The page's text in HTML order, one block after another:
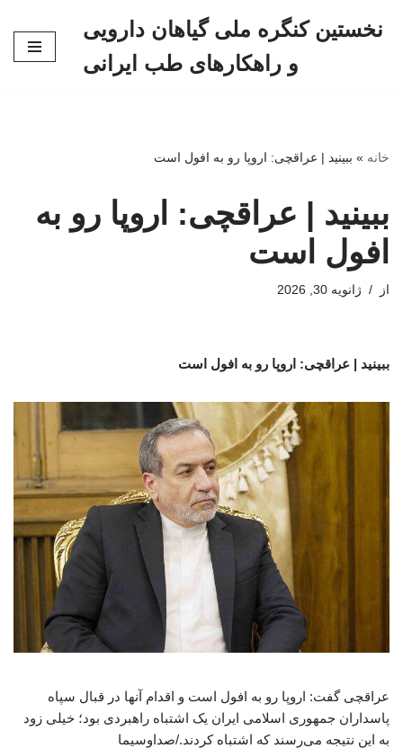
نخستین کنگره ملی گیاهان دارویی
و راهکارهای طب ایرانی
خانه » ببینید | عراقچی: اروپا رو به افول است
ببینید | عراقچی: اروپا رو به
افول است
از ژانویه 30, 2026
ببینید | عراقچی: اروپا رو به افول است
عراقچی گفت: اروپا رو به افول است و اقدام آنها در قبال سپاه
پاسداران جمهوری اسلامی ایران یک اشتباه راهبردی بود؛ خیلی زود
به این نتیجه می‌رسند که اشتباه کردند./صداوسیما